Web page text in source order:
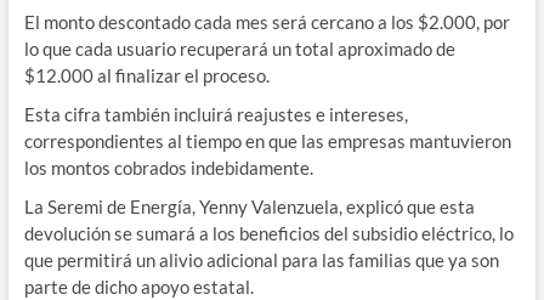
El monto descontado cada mes será cercano a los $2.000, por
lo que cada usuario recuperará un total aproximado de
$12.000 al finalizar el proceso.
Esta cifra también incluirá reajustes e intereses,
correspondientes al tiempo en que las empresas mantuvieron
los montos cobrados indebidamente.
La Seremi de Energía, Yenny Valenzuela, explicó que esta
devolución se sumará a los beneficios del subsidio eléctrico, lo
que permitirá un alivio adicional para las familias que ya son
parte de dicho apoyo estatal.